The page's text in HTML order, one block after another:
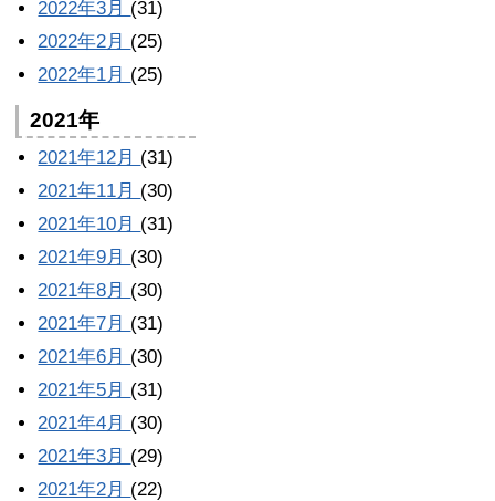
2022年3月 (31)
2022年2月 (25)
2022年1月 (25)
2021年
2021年12月 (31)
2021年11月 (30)
2021年10月 (31)
2021年9月 (30)
2021年8月 (30)
2021年7月 (31)
2021年6月 (30)
2021年5月 (31)
2021年4月 (30)
2021年3月 (29)
2021年2月 (22)